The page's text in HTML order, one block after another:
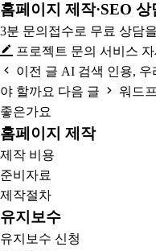
홈페이지 제작·SEO
3분 문의접수로 무료 상담
프로젝트 문의 서비스 자
이전 글 AI 검색 인용, 우
야 할까요 다음 글
워드
좋은가요
홈페이지 제작
제작 비용
준비자료
제작절차
유지보수
유지보수 신청